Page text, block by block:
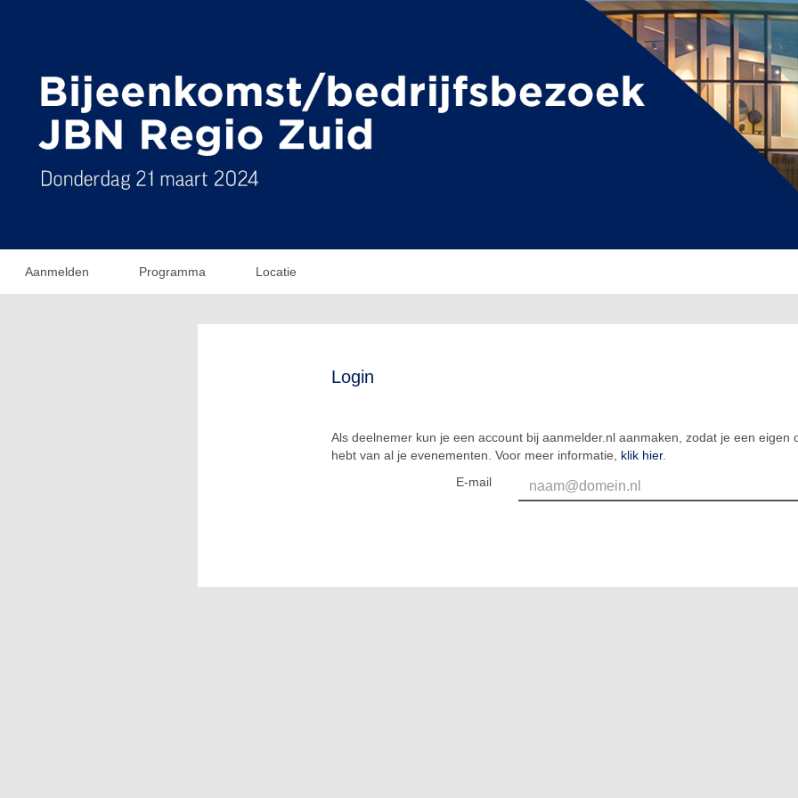
Aanmelden Programma Locatie
Login
Als deelnemer kun je een account bij aanmelder.nl aanmaken, zodat je een eigen
hebt van al je evenementen. Voor meer informatie, klik hier.
E-mail